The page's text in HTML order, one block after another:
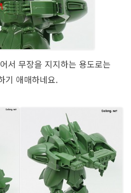
서 무장을 지지하는 용도로는
기 애매하네요.